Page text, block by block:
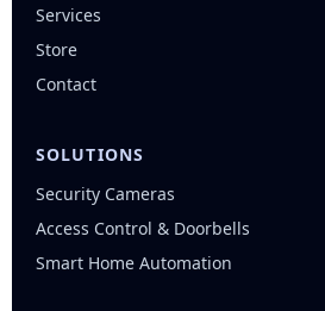
Services
Store
Contact
SOLUTIONS
Security Cameras
Access Control & Doorbells
Smart Home Automation